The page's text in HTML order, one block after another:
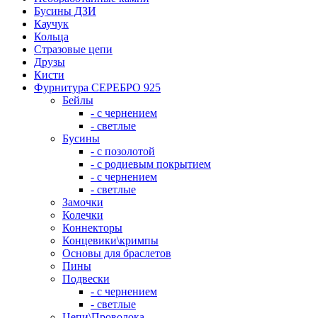
Бусины ДЗИ
Каучук
Кольца
Стразовые цепи
Друзы
Кисти
Фурнитура СЕРЕБРО 925
Бейлы
- с чернением
- светлые
Бусины
- с позолотой
- с родиевым покрытием
- с чернением
- светлые
Замочки
Колечки
Коннекторы
Концевики\кримпы
Основы для браслетов
Пины
Подвески
- с чернением
- светлые